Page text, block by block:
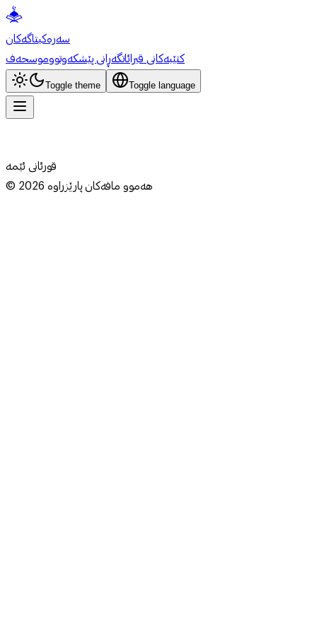
سەرەکیتاگەکان
کتێبەکانی قیرائاتگەڕانی پێشکەوتووموسحەف
Toggle theme Toggle language
قورئانی ئێمە
© 2026هەموو مافەکان پارێزراوە